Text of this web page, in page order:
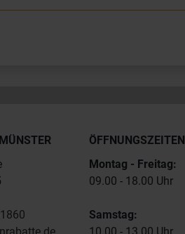
ÖFFNUNGSZEITEN
Montag - Freitag:
09.00 - 18.00 Uhr
Samstag: